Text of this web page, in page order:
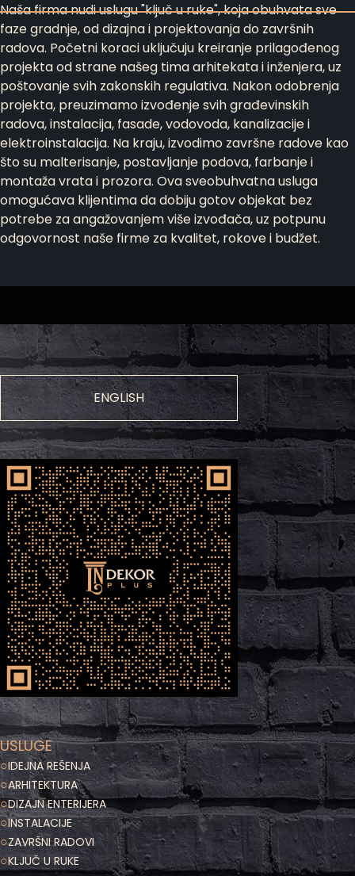
Naša firma nudi uslugu "ključ u ruke", koja obuhvata sve
faze gradnje, od dizajna i projektovanja do završnih
radova. Početni koraci uključuju kreiranje prilagođenog
projekta od strane našeg tima arhitekata i inženjera, uz
poštovanje svih zakonskih regulativa. Nakon odobrenja
projekta, preuzimamo izvođenje svih građevinskih
radova, instalacija, fasade, vodovoda, kanalizacije i
elektroinstalacija. Na kraju, izvodimo završne radove kao
što su malterisanje, postavljanje podova, farbanje i
montaža vrata i prozora. Ova sveobuhvatna usluga
omogućava klijentima da dobiju gotov objekat bez
potrebe za angažovanjem više izvođača, uz potpunu
odgovornost naše firme za kvalitet, rokove i budžet.
ENGLISH
USLUGE
○IDEJNA REŠENJA
○ARHITEKTURA
○DIZAJN ENTERIJERA
○INSTALACIJE
○ZAVRŠNI RADOVI
○KLJUČ U RUKE